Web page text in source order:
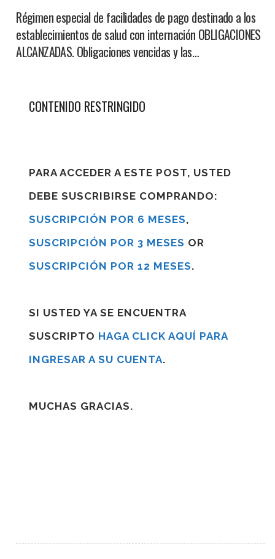
Régimen especial de facilidades de pago destinado a los
establecimientos de salud con internación OBLIGACIONES
ALCANZADAS. Obligaciones vencidas y las…
CONTENIDO RESTRINGIDO
PARA ACCEDER A ESTE POST, USTED
DEBE SUSCRIBIRSE COMPRANDO:
SUSCRIPCIÓN POR 6 MESES,
SUSCRIPCIÓN POR 3 MESES OR
SUSCRIPCIÓN POR 12 MESES.
SI USTED YA SE ENCUENTRA
SUSCRIPTO HAGA CLICK AQUÍ PARA
INGRESAR A SU CUENTA.
MUCHAS GRACIAS.